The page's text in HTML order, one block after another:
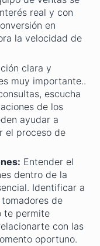
real y con
en
la velocidad de
clara y
muy importante..
escucha
de los
ayudar a
el proceso de
Entender el
dentro de la
Identificar a
de
te permite
con las
oportuno.